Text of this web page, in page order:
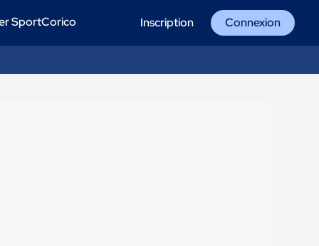
SportCorico Inscription Connexion